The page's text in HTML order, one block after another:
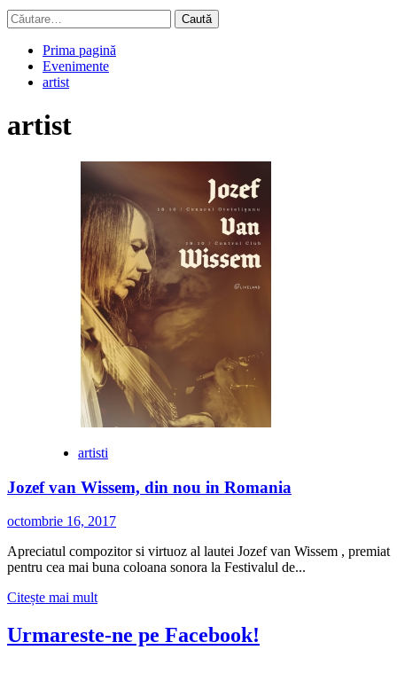
Caută
după:
Prima pagină
Evenimente
artist
artist
artisti
Jozef van Wissem, din nou in Romania
octombrie 16, 2017
Apreciatul compozitor si virtuoz al lautei Jozef van Wissem , premiat
pentru cea mai buna coloana sonora la Festivalul de...
Citește mai multCitește
despre
Urmareste-ne pe Facebook!